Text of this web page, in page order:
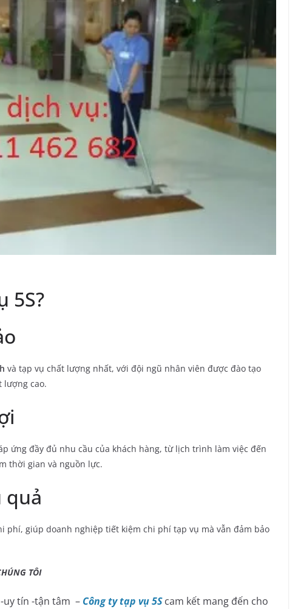
5S?
và tạp vụ chất lượng nhất, với đội ngũ nhân viên được đào tạo
lượng cao.
ứng đầy đủ nhu cầu của khách hàng, từ lịch trình làm việc đến
thời gian và nguồn lực.
quả
phí, giúp doanh nghiệp tiết kiệm chi phí tạp vụ mà vẫn đảm bảo
TÔI
uy tín -tận tâm – Công ty tạp vụ 5Scam kết mang đến cho